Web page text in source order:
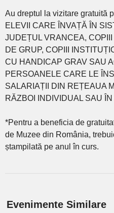
Au dreptul la vizitare gratuită
ELEVII CARE ÎNVAȚĂ ÎN
JUDEȚUL VRANCEA, COPIII
DE GRUP, COPIII
CU HANDICAP GRAV SAU
PERSOANELE CARE LE
SALARIAȚII DIN REȚEAUA
RĂZBOI INDIVIDUAL SAU
*Pentru a beneficia de
de Muzee din România,
ștampilată pe anul în curs.
Evenimente Similare